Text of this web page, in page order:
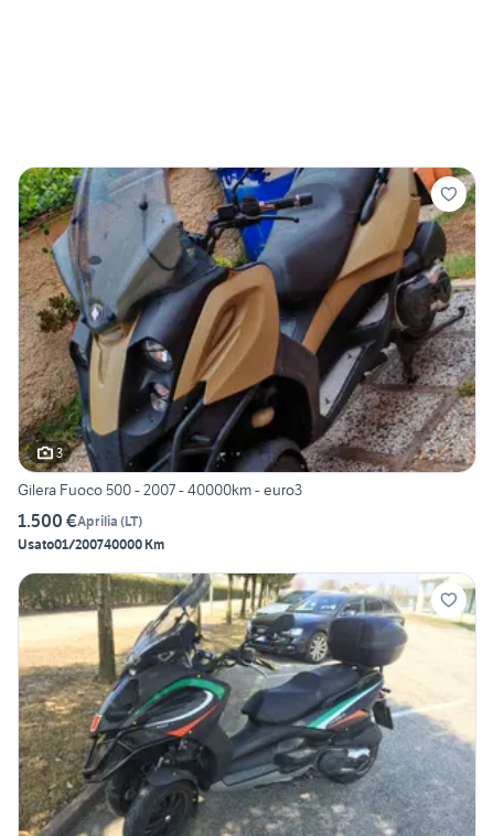
3
Gilera Fuoco 500 - 2007 - 40000km - euro3
1.500 €Aprilia (LT)
Usato01/200740000 Km